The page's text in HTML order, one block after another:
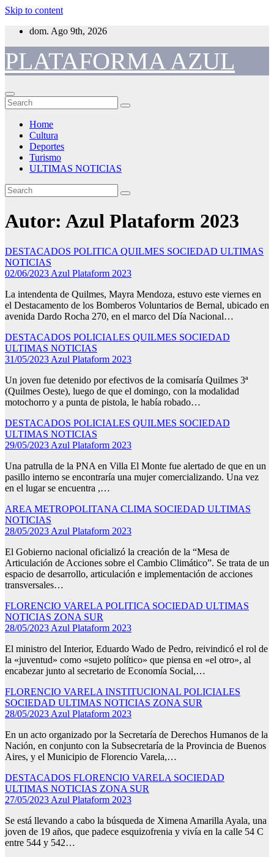
Skip to content
dom. Ago 9th, 2026
PLATAFORMA AZUL
Home
Cultura
Deportes
Turismo
ULTIMAS NOTICIAS
Autor: Azul Plataform 2023
DESTACADOS POLITICA QUILMES SOCIEDAD ULTIMAS
NOTICIAS
02/06/2023 Azul Plataform 2023
La intendenta de Quilmes, Mayra Mendoza, estuvo este viernes en
el Destacamento de los Bomberos Voluntarios de Bernal, ubicado en
avenida Dardo Rocha 270, en el marco del Día Nacional…
DESTACADOS POLICIALES QUILMES SOCIEDAD
ULTIMAS NOTICIAS
31/05/2023 Azul Plataform 2023
Un joven fue detenido por efectivos de la comisaría Quilmes 3ª
(Quilmes Oeste), luego de que el domingo, con la modalidad
motochorro y a punta de pistola, le había robado…
DESTACADOS POLICIALES QUILMES SOCIEDAD
ULTIMAS NOTICIAS
29/05/2023 Azul Plataform 2023
Una patrulla de la PNA en Villa El Monte fue alertado de que en un
pasillo interno se encontraría una mujer comercializando. Una vez
en el lugar se encuentra ,…
AREA METROPOLITANA CLIMA SOCIEDAD ULTIMAS
NOTICIAS
28/05/2023 Azul Plataform 2023
El Gobierno nacional oficializó la creación de la “Mesa de
Articulación de Acciones sobre el Cambio Climático”. Se trata de un
espacio de desarrollo, articulación e implementación de acciones
transversales…
FLORENCIO VARELA POLITICA SOCIEDAD ULTIMAS
NOTICIAS ZONA SUR
28/05/2023 Azul Plataform 2023
El ministro del Interior, Eduardo Wado de Pedro, reivindicó el rol de
la «juventud» como «sujeto político» que piensa en «el otro», al
encabezar junto al secretario de Economía Social,…
FLORENCIO VARELA INSTITUCIONAL POLICIALES
SOCIEDAD ULTIMAS NOTICIAS ZONA SUR
28/05/2023 Azul Plataform 2023
En un acto organizado por la Secretaría de Derechos Humanos de la
Nación, en conjunto con la Subsecretaría de la Provincia de Buenos
Aires, y el Municipio de Florencio Varela,…
DESTACADOS FLORENCIO VARELA SOCIEDAD
ULTIMAS NOTICIAS ZONA SUR
27/05/2023 Azul Plataform 2023
Se está llevando a cabo la búsqueda de Ximena Amarilla Ayala, una
joven de 19 años, que padece esquizofrenia y vivía en la calle 54 C
entre 544 y 542…